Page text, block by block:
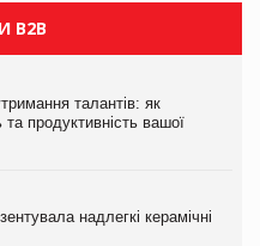
B2B
талантів: як
продуктивність вашої
надлегкі керамічні